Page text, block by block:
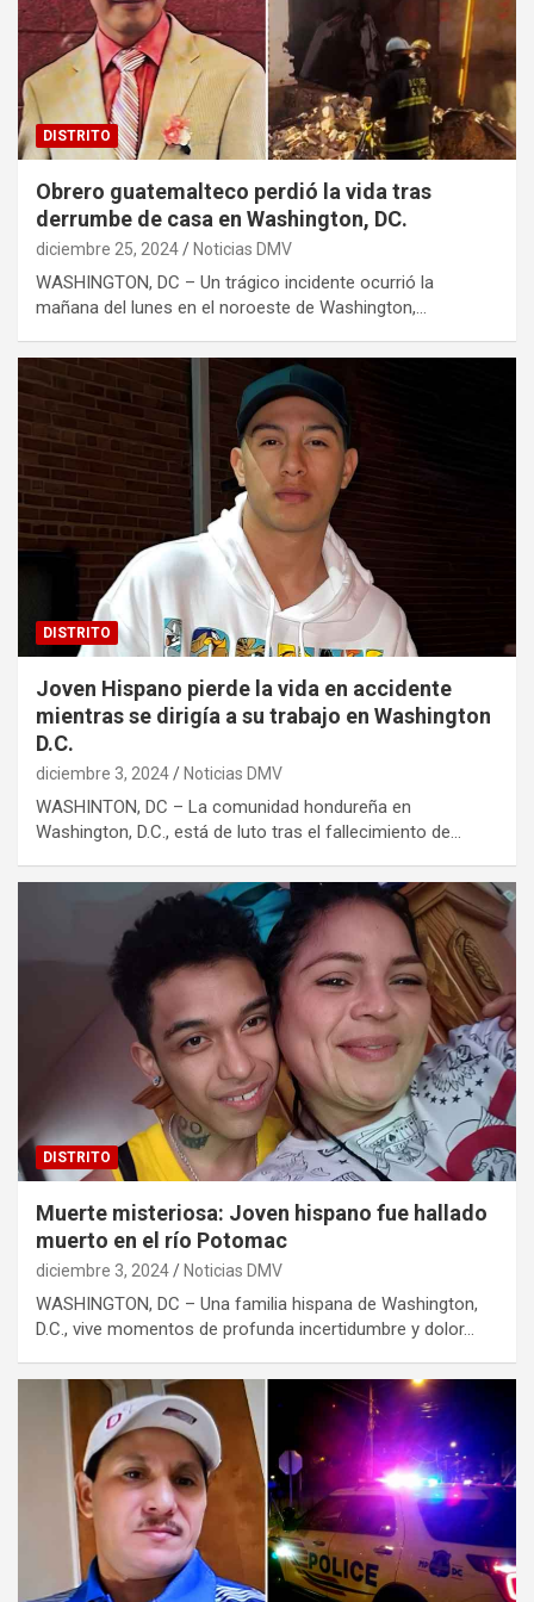
DISTRITO
Obrero guatemalteco perdió la vida tras
derrumbe de casa en Washington, DC.
diciembre 25, 2024 Noticias DMV
WASHINGTON, DC – Un trágico incidente ocurrió la
mañana del lunes en el noroeste de Washington,…
DISTRITO
Joven Hispano pierde la vida en accidente
mientras se dirigía a su trabajo en Washington
D.C.
diciembre 3, 2024 Noticias DMV
WASHINTON, DC – La comunidad hondureña en
Washington, D.C., está de luto tras el fallecimiento de…
DISTRITO
Muerte misteriosa: Joven hispano fue hallado
muerto en el río Potomac
diciembre 3, 2024 Noticias DMV
WASHINGTON, DC – Una familia hispana de Washington,
D.C., vive momentos de profunda incertidumbre y dolor…